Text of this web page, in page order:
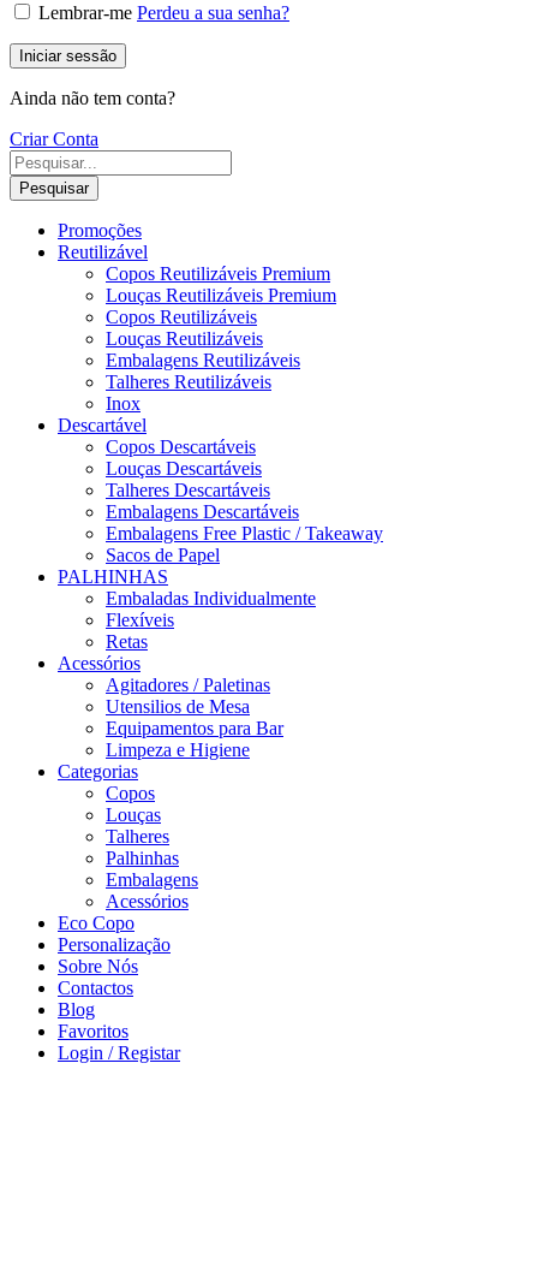
Lembrar-me Perdeu a sua senha?
Iniciar sessão
Ainda não tem conta?
Criar Conta
Pesquisar
Promoções
Reutilizável
Copos Reutilizáveis Premium
Louças Reutilizáveis Premium
Copos Reutilizáveis
Louças Reutilizáveis
Embalagens Reutilizáveis
Talheres Reutilizáveis
Inox
Descartável
Copos Descartáveis
Louças Descartáveis
Talheres Descartáveis
Embalagens Descartáveis
Embalagens Free Plastic / Takeaway
Sacos de Papel
PALHINHAS
Embaladas Individualmente
Flexíveis
Retas
Acessórios
Agitadores / Paletinas
Utensilios de Mesa
Equipamentos para Bar
Limpeza e Higiene
Categorias
Copos
Louças
Talheres
Palhinhas
Embalagens
Acessórios
Eco Copo
Personalização
Sobre Nós
Contactos
Blog
Favoritos
Login / Registar